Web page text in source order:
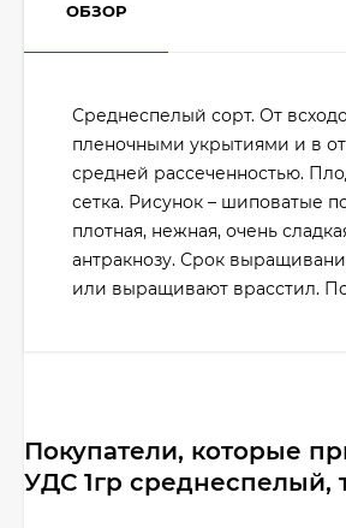
ОБЗОР
Среднеспелый сорт. От
пленочными укрытиями и в
средней рассеченностью.
сетка. Рисунок – шиповатые
плотная, нежная, очень
антракнозу. Срок
или выращивают врасстил.
Покупатели, которые
УДС 1гр среднеспелый,